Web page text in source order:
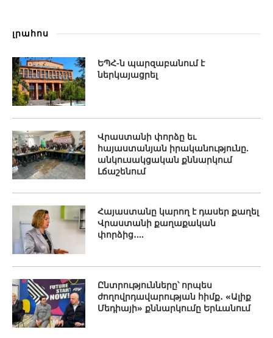
լրահոս
ԵՊՀ-ն պարզաբանում է
ներկայացրել
Վրաստանի փորձը եւ
հայաստանյան իրականությունը.
անկուսակցական քննարկում
Լճաշենում
Հայաստանը կարող է դասեր քաղել
Վրաստանի քաղաքական
փորձից․...
Ընտրությունները՝ որպես
ժողովրդավարության հիմք․ «Ալիք
Մեդիայի» քննարկումը Երևանում